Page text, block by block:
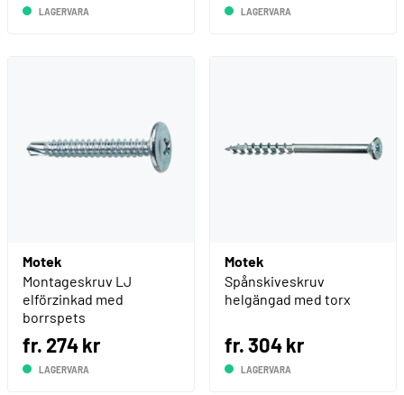
LAGERVARA LAGERVARA
Motek
Montageskruv LJ
elförzinkad med
borrspets
fr. 274 kr
LAGERVARA
Motek
Spånskiveskruv
helgängad med torx
fr. 304 kr
LAGERVARA